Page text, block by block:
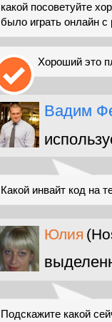
какой посоветуйте
было играть онлайн
Хороший это
Вадим
Какой инвайт код на
Юлия
Подскажите какой